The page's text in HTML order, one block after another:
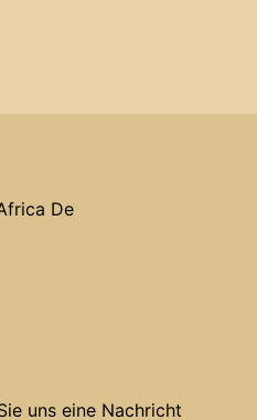
uns eine Nachricht